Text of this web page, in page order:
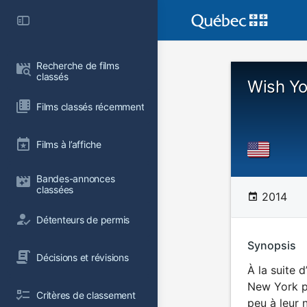
Recherche de films
classés
Films classés récemment
Films à l’affiche
Bandes-annonces
classées
Détenteurs de permis
Décisions et révisions
Critères de classement
Wish
2014
Synopsis
À la suite
New York
peu à leur